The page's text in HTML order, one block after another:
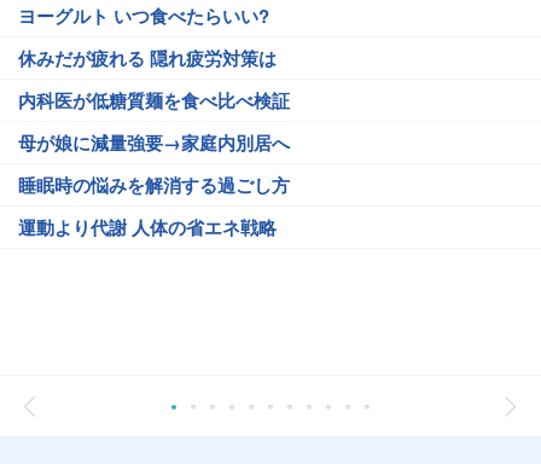
ヨーグルト いつ食べたらいい?
休みだが疲れる 隠れ疲労対策は
内科医が低糖質麺を食べ比べ検証
母が娘に減量強要→家庭内別居へ
睡眠時の悩みを解消する過ごし方
運動より代謝 人体の省エネ戦略